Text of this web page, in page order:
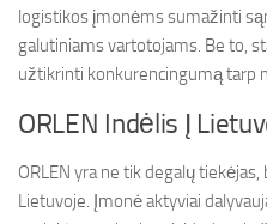
logistikos įmonėms sumažinti
galutiniams vartotojams. Be to,
užtikrinti konkurencingumą tarp
ORLEN Indėlis Į
ORLEN yra ne tik degalų
Lietuvoje. Įmonė aktyviai